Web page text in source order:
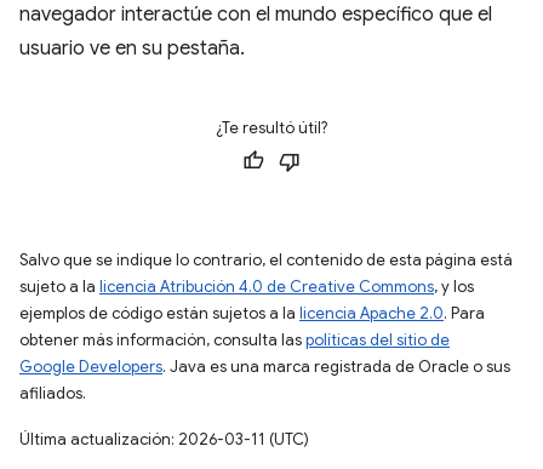
navegador interactúe con el mundo específico que el
usuario ve en su pestaña.
¿Te resultó útil?
Salvo que se indique lo contrario, el contenido de esta página está
sujeto a la licencia Atribución 4.0 de Creative Commons, y los
ejemplos de código están sujetos a la licencia Apache 2.0. Para
obtener más información, consulta laspolíticas del sitio de
Google Developers. Java es una marca registrada de Oracle o sus
afiliados.
Última actualización: 2026-03-11 (UTC)